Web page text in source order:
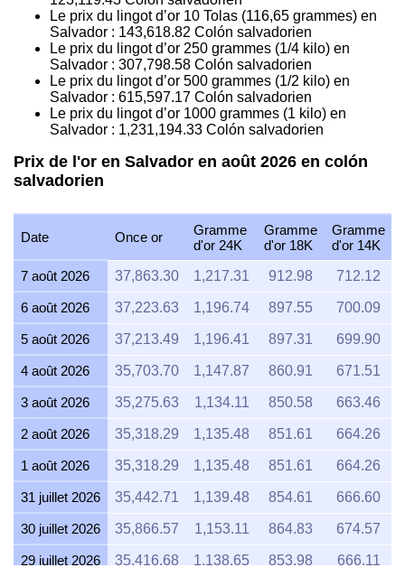
Le prix du lingot d’or 10 Tolas (116,65 grammes) en
Salvador : 143,618.82 Colón salvadorien
Le prix du lingot d’or 250 grammes (1/4 kilo) en
Salvador : 307,798.58 Colón salvadorien
Le prix du lingot d’or 500 grammes (1/2 kilo) en
Salvador : 615,597.17 Colón salvadorien
Le prix du lingot d’or 1000 grammes (1 kilo) en
Salvador : 1,231,194.33 Colón salvadorien
Prix de l'or en Salvador en août 2026 en colón
salvadorien
Date Once or
Gramme
d'or 24K
Gramme
d'or 18K
Gramme
d'or 14K
7 août 2026
37,863.30 1,217.31 912.98 712.12
6 août 2026 37,223.63 1,196.74 897.55 700.09
5 août 2026 37,213.49 1,196.41 897.31 699.90
4 août 2026 35,703.70 1,147.87 860.91 671.51
3 août 2026 35,275.63 1,134.11 850.58 663.46
2 août 2026 35,318.29 1,135.48 851.61 664.26
1 août 2026 35,318.29 1,135.48 851.61 664.26
31 juillet 2026 35,442.71 1,139.48 854.61 666.60
30 juillet 2026 35,866.57 1,153.11 864.83 674.57
29 juillet 2026 35,416.68 1,138.65 853.98 666.11